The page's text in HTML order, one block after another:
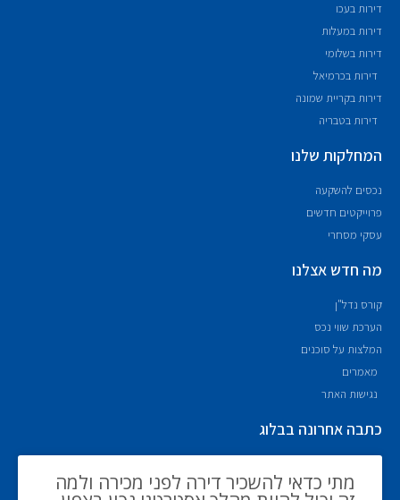
דירות בעכו
דירות במעלות
דירות בשלומי
דירות בכרמיאל
דירות בקריית שמונה
דירות בטבריה
המחלקות שלנו
נכסים להשקעה
פרוייקטים חדשים
עסקי מסחרי
מה חדש אצלנו
קורס נדל"ן
הערכת שווי נכס
המלצות על סוכנים
מאמרים
נגישות האתר
כתבה אחרונה בבלוג
מתי כדאי להשכיר דירה לפני מכירה ולמה